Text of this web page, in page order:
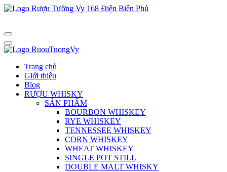
Trang chủ
Giới thiệu
Blog
RƯỢU WHISKY
SẢN PHẨM
BOURBON WHISKEY
RYE WHISKEY
TENNESSEE WHISKEY
CORN WHISKEY
WHEAT WHISKEY
SINGLE POT STILL
DOUBLE MALT WHISKY